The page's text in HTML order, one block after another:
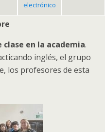
electrónico
en la academia.
inglés, el grupo
los profesores de esta